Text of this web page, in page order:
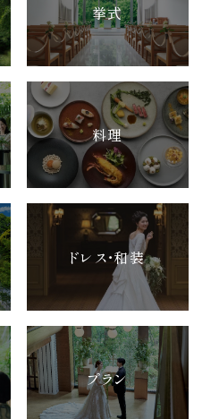
挙式
料理
ドレス・和装
プラン